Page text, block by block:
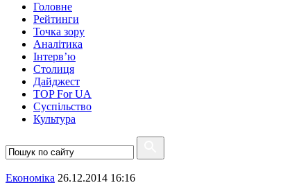
Головне
Рейтинги
Точка зору
Аналітика
Інтерв’ю
Столиця
Дайджест
TOP For UA
Суспiльство
Культура
Економіка 26.12.2014 16:16